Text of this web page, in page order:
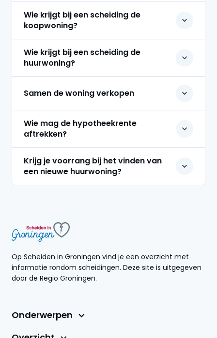
Wie krijgt bij een scheiding de
koopwoning?
Wie krijgt bij een scheiding de
huurwoning?
Samen de woning verkopen
Wie mag de hypotheekrente
aftrekken?
Krijg je voorrang bij het vinden van
een nieuwe huurwoning?
Op Scheiden in Groningen vind je een overzicht met
informatie rondom scheidingen. Deze site is uitgegeven
door de Regio Groningen.
Onderwerpen